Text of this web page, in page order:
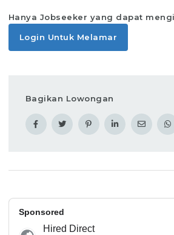
Hanya Jobseeker yang dapat
Login Untuk Melamar
Bagikan Lowongan